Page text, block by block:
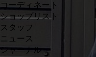
コーディネート
ショップリスト
スタッフ
ニュース
ジャーナル